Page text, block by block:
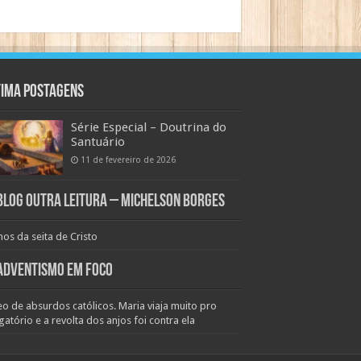
Postagens
Série Especial – Doutrina do
Santuário
11 de fevereiro de 2026
Outra Leitura – Michelson Borges
da seita de Cristo
em Foco
de absurdos católicos. Maria viaja muito pro
e a revolta dos anjos foi contra ela